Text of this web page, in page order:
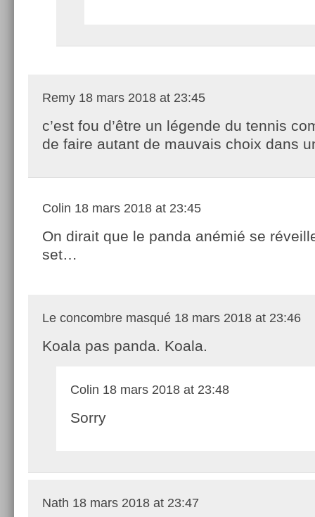
Remy 18 mars 2018 at 23:45
c’est fou d’être un légende du tennis
de faire autant de mauvais choix dans
Colin 18 mars 2018 at 23:45
On dirait que le panda anémié se
set…
Le concombre masqué 18 mars 2018 at 23:46
Koala pas panda. Koala.
Colin 18 mars 2018 at 23:48
Sorry
Nath 18 mars 2018 at 23:47